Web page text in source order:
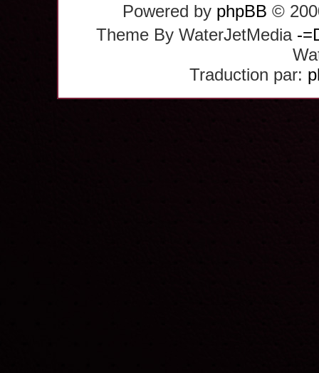
Powered by phpBB ©
Theme By WaterJetMedia -
Traduction par: